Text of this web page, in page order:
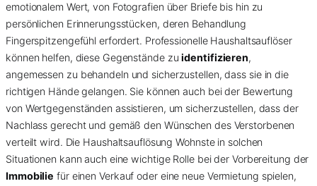
emotionalem Wert, von Fotografien über Briefe bis hin zu
persönlichen Erinnerungsstücken, deren Behandlung
Fingerspitzengefühl erfordert. Professionelle Haushaltsauflöser
können helfen, diese Gegenstände zuidentifizieren,
angemessen zu behandeln und sicherzustellen, dass sie in die
richtigen Hände gelangen. Sie können auch bei der Bewertung
von Wertgegenständen assistieren, um sicherzustellen, dass der
Nachlass gerecht und gemäß den Wünschen des Verstorbenen
verteilt wird. Die Haushaltsauflösung Wohnste in solchen
Situationen kann auch eine wichtige Rolle bei der Vorbereitung der
Immobilie für einen Verkauf oder eine neue Vermietung spielen,